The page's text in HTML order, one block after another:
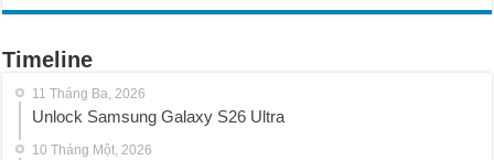
Timeline
11 Tháng Ba, 2026
Unlock Samsung Galaxy S26 Ultra
10 Tháng Một, 2026